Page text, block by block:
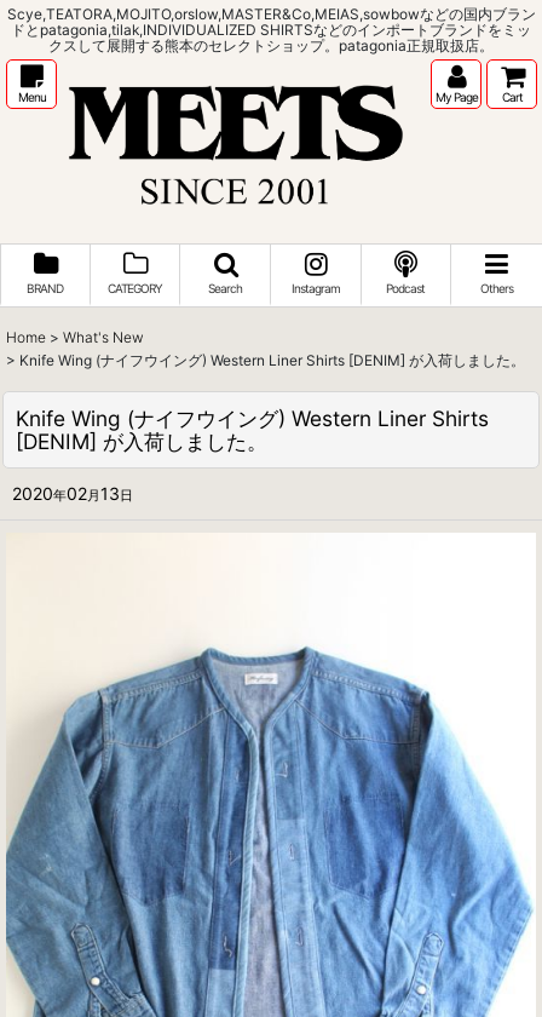
Scye,TEATORA,MOJITO,orslow,MASTER&Co,MEIAS,sowbowなどの国内ブラン
ドとpatagonia,tilak,INDIVIDUALIZED SHIRTSなどのインポートブランドをミッ
クスして展開する熊本のセレクトショップ。patagonia正規取扱店。
Menu My Page Cart
BRAND CATEGORY Search Instagram Podcast Others
Home > What's New
> Knife Wing (ナイフウイング) Western Liner Shirts [DENIM] が入荷しました。
Knife Wing (ナイフウイング) Western Liner Shirts
[DENIM] が入荷しました。
2020年02月13日